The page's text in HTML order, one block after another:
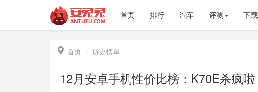
首页 排行 汽车 评测 下载
 首页 历史榜单
12月安卓手机性价比榜：K70E杀疯啦